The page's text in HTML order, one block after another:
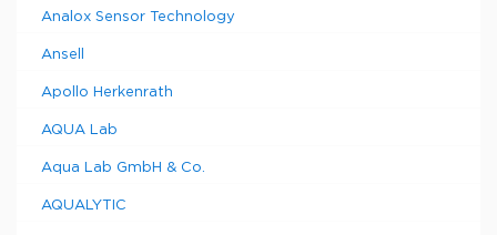
Analox Sensor Technology
Ansell
Apollo Herkenrath
AQUA Lab
Aqua Lab GmbH & Co.
AQUALYTIC